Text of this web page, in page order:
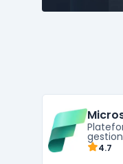
gestion
4.7